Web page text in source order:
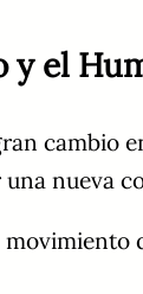
y el
una nueva